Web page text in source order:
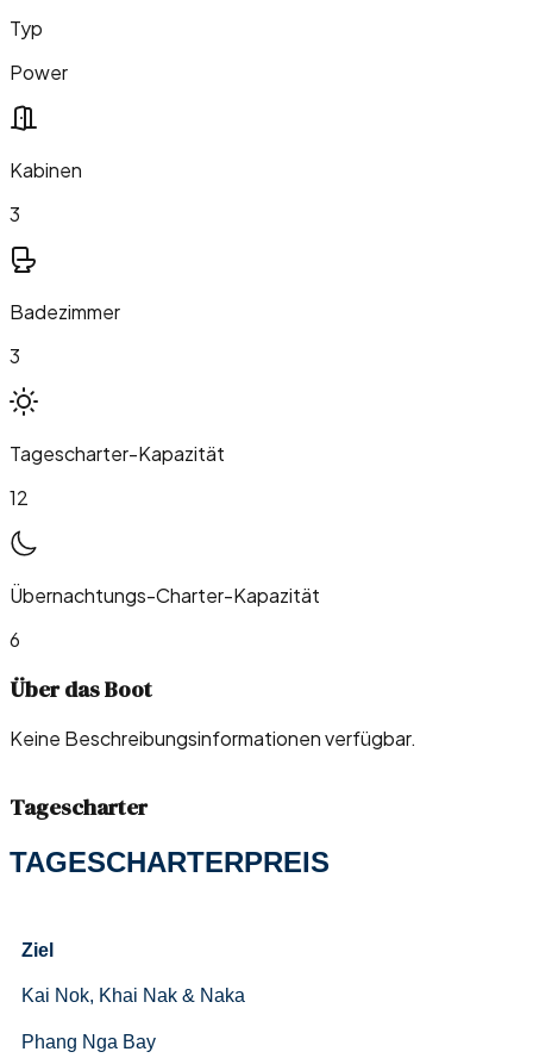
Typ
Power
Kabinen
3
Badezimmer
3
Tagescharter-Kapazität
12
Übernachtungs-Charter-Kapazität
6
Über das Boot
Keine Beschreibungsinformationen verfügbar.
Tagescharter
TAGESCHARTERPREIS
Ziel
Kai Nok, Khai Nak & Naka
Phang Nga Bay